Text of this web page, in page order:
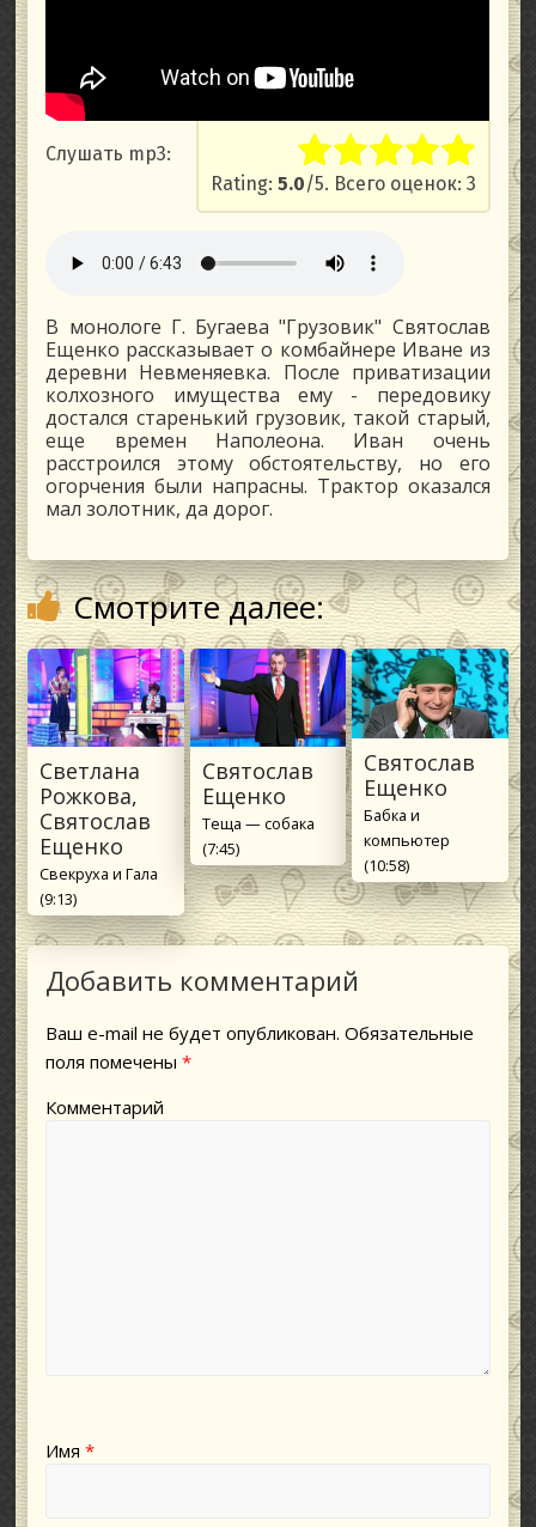
Rate this item:
Submit
Rating: 5.0/5. Всего оценок: 3
Слушать mp3:
В монологе Г. Бугаева "Грузовик" Святослав
Ещенко рассказывает о комбайнере Иване из
деревни Невменяевка. После приватизации
колхозного имущества ему - передовику
достался старенький грузовик, такой старый,
еще времен Наполеона. Иван очень
расстроился этому обстоятельству, но его
огорчения были напрасны. Трактор оказался
мал золотник, да дорог.
Смотрите далее:
Светлана
Рожкова,
Святослав
Ещенко
Свекруха и Гала
(9:13)
Святослав
Ещенко
Теща — собака
(7:45)
Святослав
Ещенко
Бабка и
компьютер
(10:58)
Добавить комментарий
Ваш e-mail не будет опубликован. Обязательные
поля помечены*
Комментарий
Имя*